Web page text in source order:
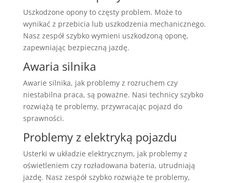
Uszkodzone opony to częsty problem. Może to
wynikać z przebicia lub uszkodzenia mechanicznego.
Nasz zespół szybko wymieni uszkodzoną oponę,
zapewniając bezpieczną jazdę.
Awaria silnika
Awarie silnika, jak problemy z rozruchem czy
niestabilna praca, są poważne. Nasi technicy szybko
rozwiążą te problemy, przywracając pojazd do
sprawności.
Problemy z elektryką pojazdu
Usterki w układzie elektrycznym, jak problemy z
oświetleniem czy rozładowana bateria, utrudniają
jazdę. Nasz zespół szybko rozwiąże te problemy,